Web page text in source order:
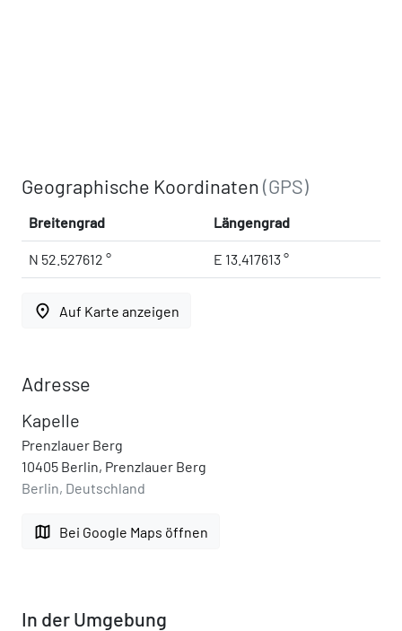
Geographische Koordinaten(GPS)
Breitengrad Längengrad
N 52.527612 ° E 13.417613 °
place Auf Karte anzeigen
Adresse
Kapelle
Prenzlauer Berg
10405 Berlin, Prenzlauer Berg
Berlin, Deutschland
map Bei Google Maps öffnen
In der Umgebung